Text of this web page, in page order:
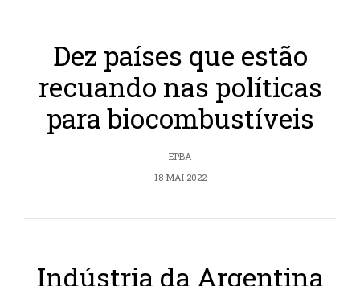
Dez países que estão
recuando nas políticas
para biocombustíveis
EPBA
18 MAI 2022
Indústria da Argentina